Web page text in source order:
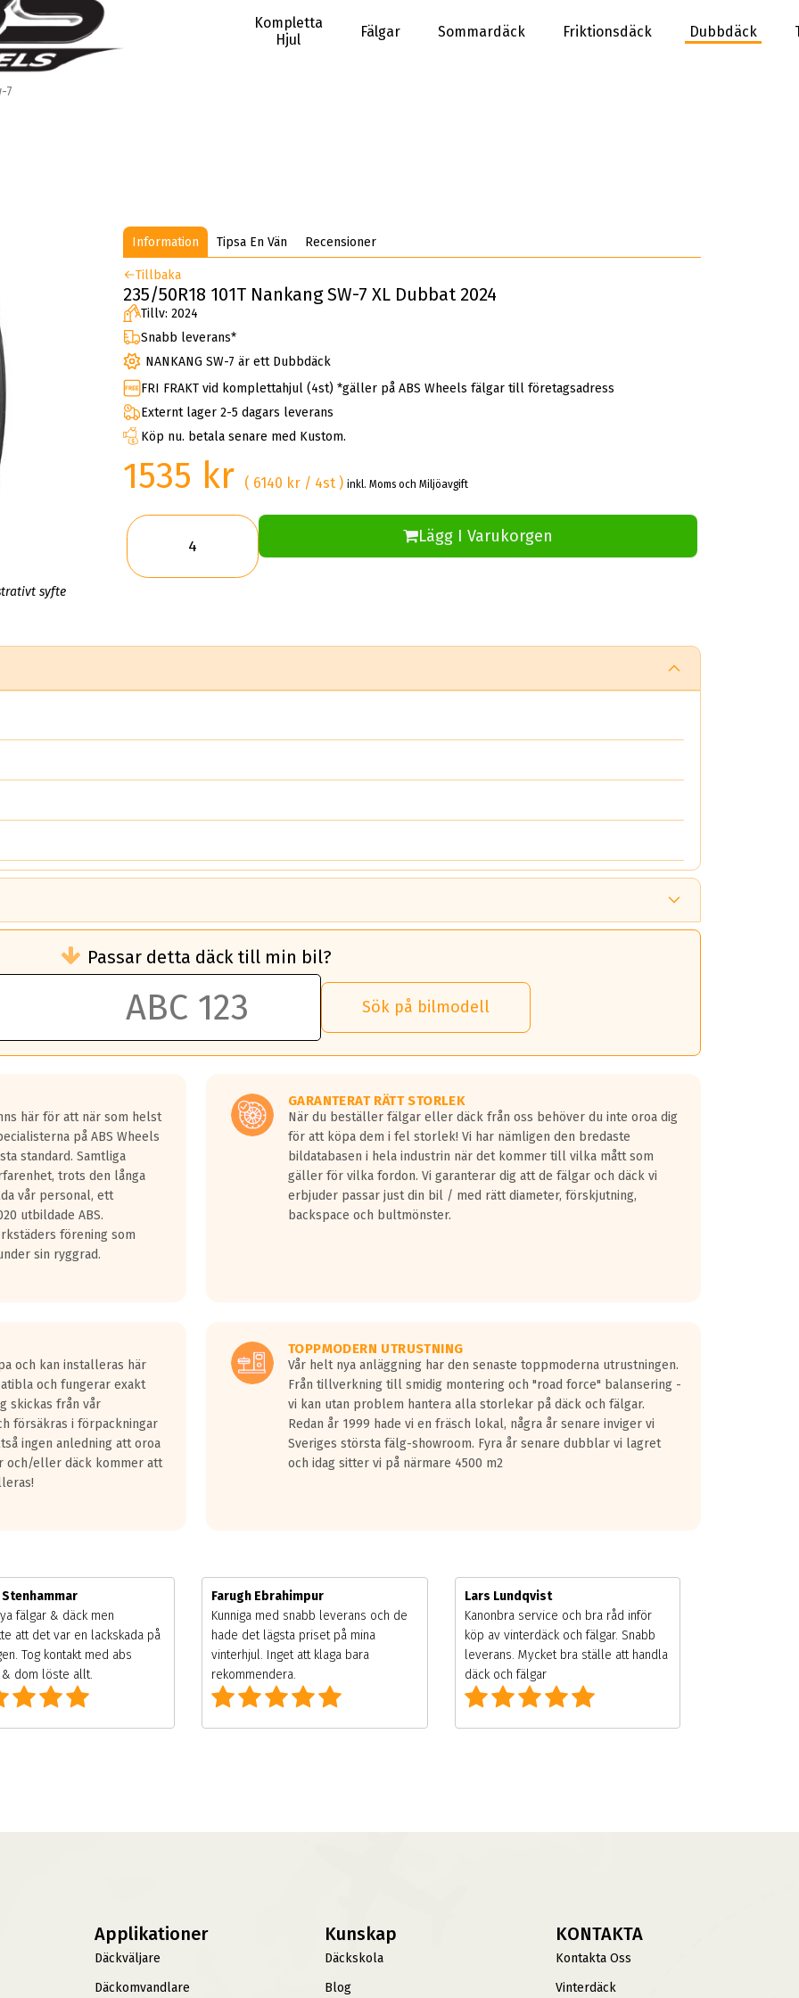
Kompletta
Hjul
Fälgar Sommardäck Friktionsdäck Dubbdäck
7
syfte
Information Tipsa En Vän Recensioner
Tillbaka
235/50R18 101T Nankang SW-7 XL Dubbat 2024
Tillv: 2024
Snabb leverans*
NANKANG SW-7 är ett Dubbdäck
FRI FRAKT vid komplettahjul (4st) *gäller på ABS Wheels fälgar till företagsadress
Externt lager 2-5 dagars leverans
Köp nu. betala senare med Kustom.
1535 kr ( 6140 kr / 4st )inkl. Moms och Miljöavgift
Lägg I Varukorgen
än ett klass G däck.
50 liter bränsle med ett klass A däck gentemot ett klass G däck.
vilken rutt du kör, samt vilken körstil du använder.
lastbilar.
på en väg där det ligger 0.5-1.5 mm vatten.
fyra billängder( ca 18meter) mellan däck med betyg A gentemot
överträffa motorljudet.
ett däck med vågar. Hög bullernivå markeras med svarta vågor
kraven som finns i dagsläget, men är inte längre tillåtna enligt nya
Passar detta däck till min bil?
Sök på bilmodell
här för att när som helst
på ABS Wheels
standard. Samtliga
trots den långa
vår personal, ett
utbildade ABS.
förening som
sin ryggrad.
GARANTERAT RÄTT STORLEK
När du beställer fälgar eller däck från oss behöver du inte oroa dig
för att köpa dem i fel storlek! Vi har nämligen den bredaste
bildatabasen i hela industrin när det kommer till vilka mått som
gäller för vilka fordon. Vi garanterar dig att de fälgar och däck vi
erbjuder passar just din bil / med rätt diameter, förskjutning,
backspace och bultmönster.
och kan installeras här
och fungerar exakt
skickas från vår
försäkras i förpackningar
ingen anledning att oroa
och/eller däck kommer att
TOPPMODERN UTRUSTNING
Vår helt nya anläggning har den senaste toppmoderna utrustningen.
Från tillverkning till smidig montering och "road force" balansering -
vi kan utan problem hantera alla storlekar på däck och fälgar.
Redan år 1999 hade vi en fräsch lokal, några år senare inviger vi
Sveriges största fälg-showroom. Fyra år senare dubblar vi lagret
och idag sitter vi på närmare 4500 m2
Stenhammar
fälgar & däck men
att det var en lackskada på
Tog kontakt med abs
dom löste allt.
Farugh Ebrahimpur
Kunniga med snabb leverans och de
hade det lägsta priset på mina
vinterhjul. Inget att klaga bara
rekommendera.
Lars Lundqvist
Kanonbra service och bra råd inför
köp av vinterdäck och fälgar. Snabb
leverans. Mycket bra ställe att handla
däck och fälgar
Applikationer
Däckväljare
Däckomvandlare
Kunskap
Däckskola
Blog
KONTAKTA
Kontakta Oss
Vinterdäck